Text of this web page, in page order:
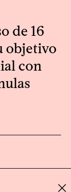
de 16
objetivo
con